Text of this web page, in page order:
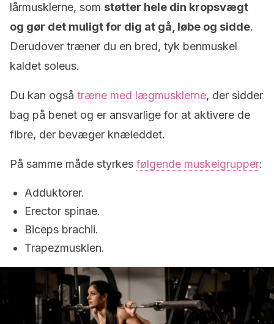
lårmusklerne, som støtter hele din kropsvægt
og gør det muligt for dig at gå, løbe og sidde.
Derudover træner du en bred, tyk benmuskel
kaldet soleus.
Du kan også træne med lægmusklerne, der sidder
bag på benet og er ansvarlige for at aktivere de
fibre, der bevæger knæleddet.
På samme måde styrkes følgende muskelgrupper:
Adduktorer.
Erector spinae.
Biceps brachii.
Trapezmusklen.